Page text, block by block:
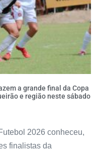
a grande final da Copa
e região neste sábado
2026 conheceu,
finalistas da